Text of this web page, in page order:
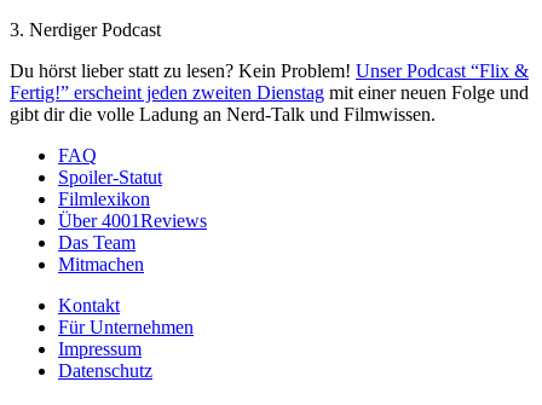
3. Nerdiger Podcast
Du hörst lieber statt zu lesen? Kein Problem! Unser Podcast “Flix &
Fertig!” erscheint jeden zweiten Dienstag mit einer neuen Folge und
gibt dir die volle Ladung an Nerd-Talk und Filmwissen.
FAQ
Spoiler-Statut
Filmlexikon
Über 4001Reviews
Das Team
Mitmachen
Kontakt
Für Unternehmen
Impressum
Datenschutz